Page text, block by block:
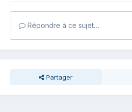
Répondre à ce sujet…
Partager